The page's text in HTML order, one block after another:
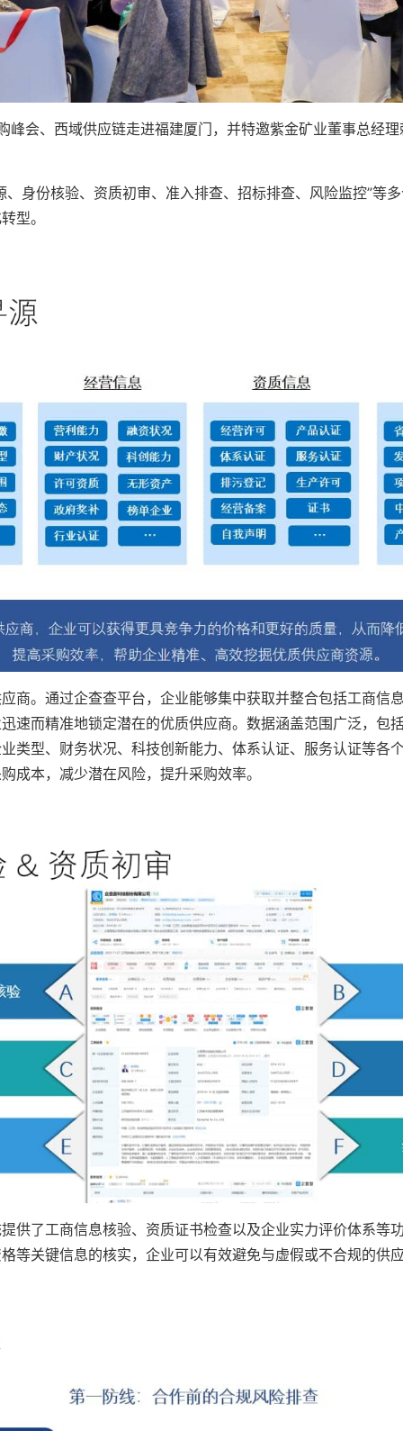
峰会、西域供应链走进福建厦门，并特邀紫金矿业董事总经
身份核验、资质初审、准入排查、招标排查、风险监控”等
型。
商。通过企查查平台，企业能够集中获取并整合包括工商信
速而精准地锁定潜在的优质供应商。数据涵盖范围广泛，包
类型、财务状况、科技创新能力、体系认证、服务认证等各
成本，减少潜在风险，提升采购效率。
供了工商信息核验、资质证书检查以及企业实力评价体系等
等关键信息的核实，企业可以有效避免与虚假或不合规的供